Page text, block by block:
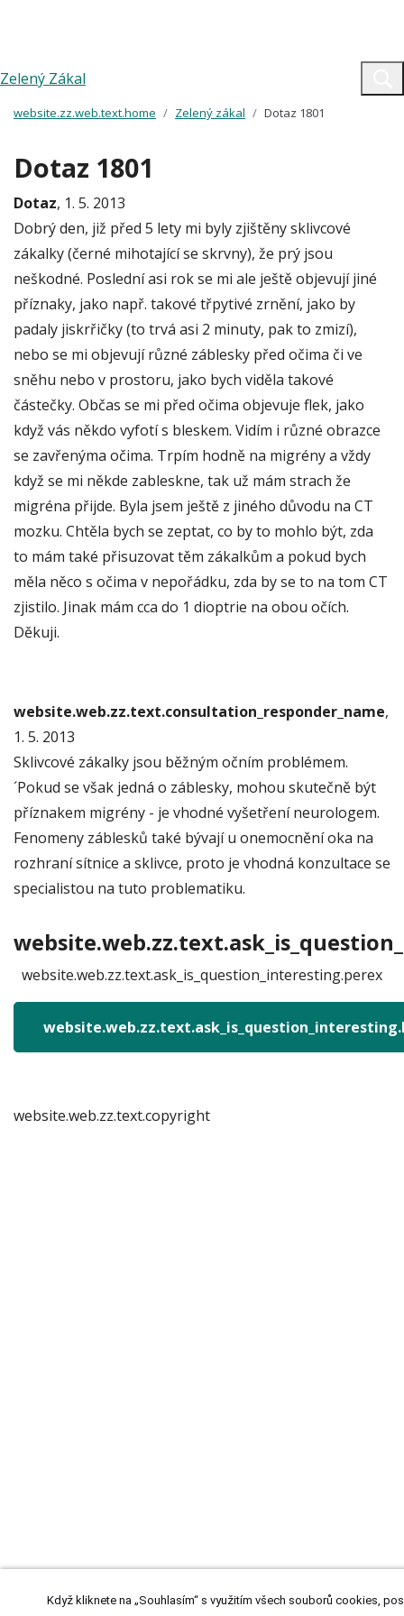
Zelený Zákal
website.zz.web.text.home Zelený zákal Dotaz 1801
Dotaz 1801
Dotaz, 1. 5. 2013
Dobrý den, již před 5 lety mi byly zjištěny sklivcové
zákalky (černé mihotající se skrvny), že prý jsou
neškodné. Poslední asi rok se mi ale ještě objevují jiné
příznaky, jako např. takové třpytivé zrnění, jako by
padaly jiskrřičky (to trvá asi 2 minuty, pak to zmizí),
nebo se mi objevují různé záblesky před očima či ve
sněhu nebo v prostoru, jako bych viděla takové
částečky. Občas se mi před očima objevuje flek, jako
když vás někdo vyfotí s bleskem. Vidím i různé obrazce
se zavřenýma očima. Trpím hodně na migrény a vždy
když se mi někde zableskne, tak už mám strach že
migréna přijde. Byla jsem ještě z jiného důvodu na CT
mozku. Chtěla bych se zeptat, co by to mohlo být, zda
to mám také přisuzovat těm zákalkům a pokud bych
měla něco s očima v nepořádku, zda by se to na tom CT
zjistilo. Jinak mám cca do 1 dioptrie na obou očích.
Děkuji.
website.web.zz.text.consultation_responder_name,
1. 5. 2013
Sklivcové zákalky jsou běžným očním problémem.
´Pokud se však jedná o záblesky, mohou skutečně být
příznakem migrény - je vhodné vyšetření neurologem.
Fenomeny záblesků také bývají u onemocnění oka na
rozhraní sítnice a sklivce, proto je vhodná konzultace se
specialistou na tuto problematiku.
website.web.zz.text.ask_is_question_interesting.perex
website.web.zz.text.copyright
Když kliknete na „Souhlasím“ s využitím všech souborů cookies,